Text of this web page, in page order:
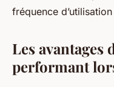
fréquence
Les
performant